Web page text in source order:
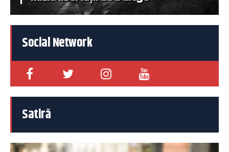
Social Network
Satiră